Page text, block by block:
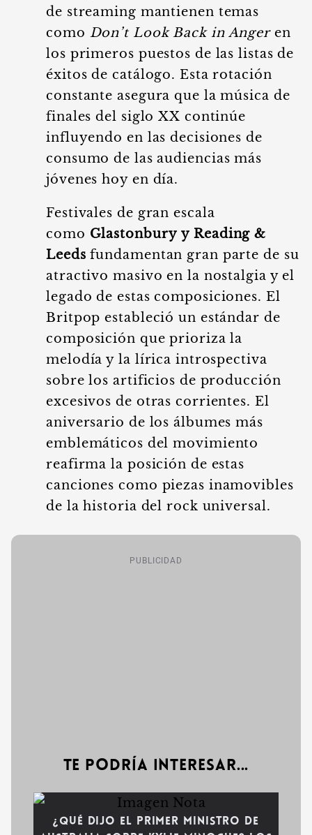
de streaming mantienen temas
como Don’t Look Back in Angeren
los primeros puestos de las listas de
éxitos de catálogo. Esta rotación
constante asegura que la música de
finales del siglo XX continúe
influyendo en las decisiones de
consumo de las audiencias más
jóvenes hoy en día.
Festivales de gran escala
como Glastonbury y Reading &
Leeds fundamentan gran parte de su
atractivo masivo en la nostalgia y el
legado de estas composiciones. El
Britpop estableció un estándar de
composición que prioriza la
melodía y la lírica introspectiva
sobre los artificios de producción
excesivos de otras corrientes. El
aniversario de los álbumes más
emblemáticos del movimiento
reafirma la posición de estas
canciones como piezas inamovibles
de la historia del rock universal.
PUBLICIDAD
Te podría interesar...
¿Qué dijo el Primer Ministro de